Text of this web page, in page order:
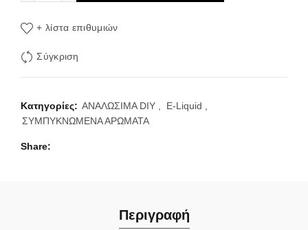
+ λίστα επιθυμιών
Σύγκριση
Κατηγορίες: ΑΝΑΛΩΣΙΜΑ DIY E-Liquid
ΣΥΜΠΥΚΝΩΜΕΝΑ ΑΡΩΜΑΤΑ
Share
Περιγραφή